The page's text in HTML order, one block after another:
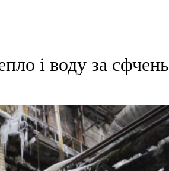
і воду за сфчень